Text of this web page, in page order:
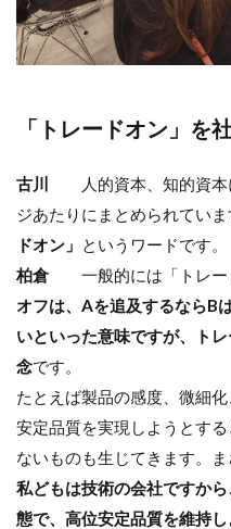
「トレードオン」を
古川
人的資本、知的資本
ジあたりにまとめられてい
ドオン」 というワードです。
柏倉一般的には「トレード
オフは、Aを追及するならB
いといった意味ですが、ト
念です。
たとえば製品の感度、微細
安定品質を実現しようとす
ないものも生じてきます。
私どもは技術の会社ですか
態で、高位安定品質を維持